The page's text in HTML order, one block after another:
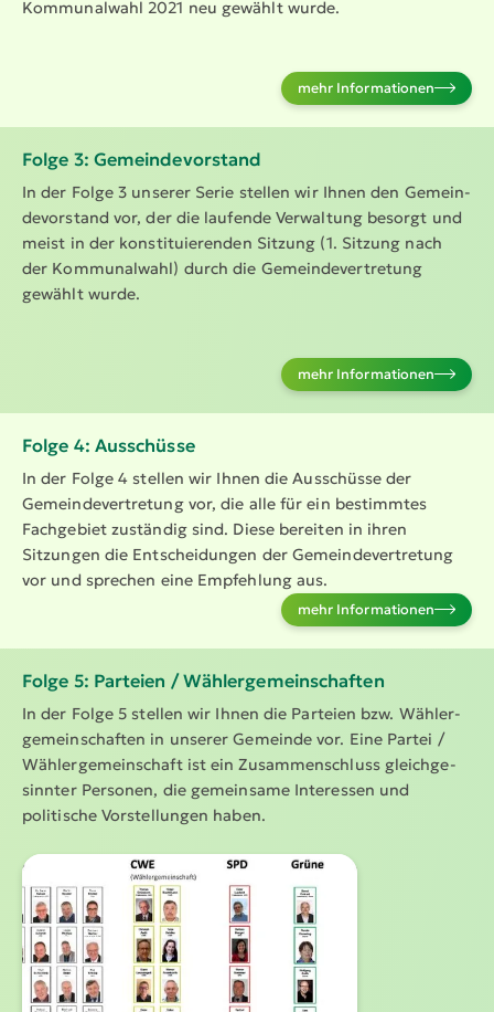
Kommu­nalwahl 2021 neu gewählt wurde.
mehr Infor­ma­tionen
Folge 3: Gemein­de­vor­stand
In der Folge 3 unserer Serie stellen wir Ihnen den Gemein­
de­vor­stand vor, der die laufende Verwaltung besorgt und
meist in der konsti­tu­ie­renden Sitzung (1. Sitzung nach
der Kommu­nalwahl) durch die Gemein­de­ver­tretung
gewählt wurde.
mehr Infor­ma­tionen
Folge 4: Ausschüsse
In der Folge 4 stellen wir Ihnen die Ausschüsse der
Gemein­de­ver­tretung vor, die alle für ein bestimmtes
Fachgebiet zuständig sind. Diese bereiten in ihren
Sitzungen die Entschei­dungen der Gemein­de­ver­tretung
vor und sprechen eine Empfehlung aus.
mehr Infor­ma­tionen
Folge 5: Parteien / Wähler­ge­mein­schaften
In der Folge 5 stellen wir Ihnen die Parteien bzw. Wähler­
ge­mein­schaften in unserer Gemeinde vor. Eine Partei /
Wähler­ge­mein­schaft ist ein Zusam­men­schluss gleich­ge­
sinnter Personen, die gemeinsame Interessen und
politische Vorstel­lungen haben.